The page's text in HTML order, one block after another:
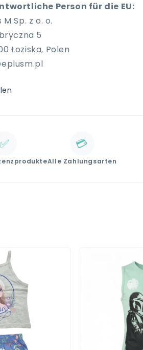
Person für die EU:
M Sp. z o. o.
5
Łoziska, Polen
✅ 💳
Alle Zahlungsarten